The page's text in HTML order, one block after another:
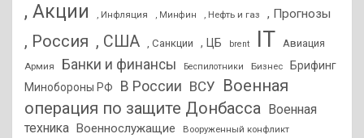
, Акции , Инфляция , Минфин , Нефть и газ , Прогнозы
, Россия , США , Санкции , ЦБ brent IT Авиация
Армия Банки и финансы Беспилотники Бизнес
Брифинг
Минобороны РФ
В России ВСУ Военная
операция по защите Донбасса
Военная
техника
Военнослужащие Вооруженный конфликт